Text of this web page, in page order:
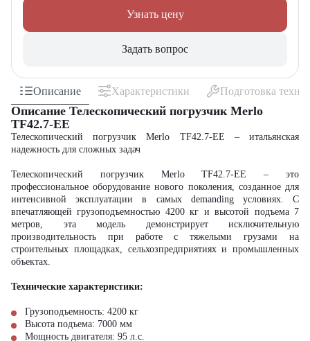
Узнать цену
Задать вопрос
Описание Характеристики Подготовка
Описание Телескопический погрузчик Merlo
TF42.7-EE
Телескопический погрузчик Merlo TF42.7-EE – итальянская
надежность для сложных задач
Телескопический погрузчик Merlo TF42.7-EE – это
профессиональное оборудование нового поколения, созданное для
интенсивной эксплуатации в самых demanding условиях. С
впечатляющей грузоподъемностью 4200 кг и высотой подъема 7
метров, эта модель демонстрирует исключительную
производительность при работе с тяжелыми грузами на
строительных площадках, сельхозпредприятиях и промышленных
объектах.
Технические характеристики:
Грузоподъемность: 4200 кг
Высота подъема: 7000 мм
Мощность двигателя: 95 л.с.